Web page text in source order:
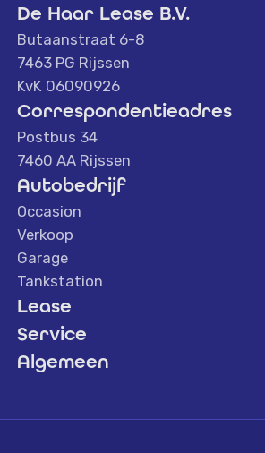
De Haar Lease B.V.
Butaanstraat 6-8
7463 PG Rijssen
KvK 06090926
Correspondentieadres
Postbus 34
7460 AA Rijssen
Autobedrijf
Occasion
Verkoop
Garage
Tankstation
Lease
Service
Algemeen